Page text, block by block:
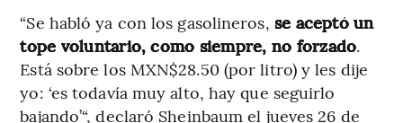
“Se habló ya con los gasolineros, se aceptó un
tope voluntario, como siempre, no forzado.
Está sobre los MXN$28.50 (por litro) y les dije
yo: ‘es todavía muy alto, hay que seguirlo
bajando’“, declaró Sheinbaum el jueves 26 de